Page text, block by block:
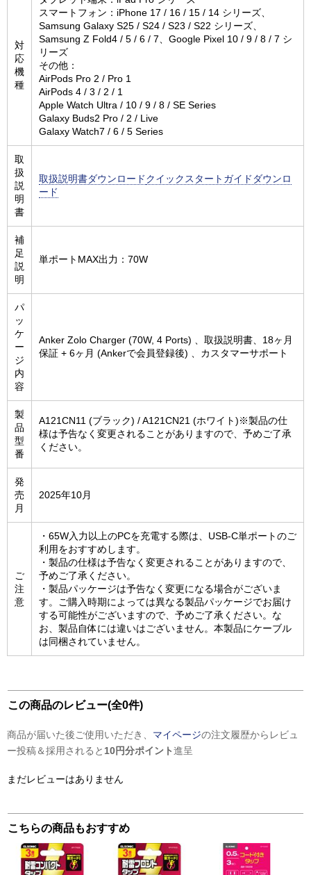
対
応
機
種
スマートフォン：iPhone 17 / 16 / 15 / 14 シリーズ、
Samsung Galaxy S25 / S24 / S23 / S22 シリーズ、
Samsung Z Fold4 / 5 / 6 / 7、Google Pixel 10 / 9 / 8 / 7 シ
リーズ
その他：
AirPods Pro 2 / Pro 1
AirPods 4 / 3 / 2 / 1
Apple Watch Ultra / 10 / 9 / 8 / SE Series
Galaxy Buds2 Pro / 2 / Live
Galaxy Watch7 / 6 / 5 Series
取
扱
説
明
書
取扱説明書ダウンロードクイックスタートガイドダウンロ
ード
補
足
説
明
単ポートMAX出力：70W
パ
ッ
ケ
ー
ジ
内
容
Anker Zolo Charger (70W, 4 Ports) 、取扱説明書、18ヶ月
保証 + 6ヶ月 (Ankerで会員登録後) 、カスタマーサポート
製
品
型
番
A121CN11 (ブラック) / A121CN21 (ホワイト)※製品の仕
様は予告なく変更されることがありますので、予めご了承
ください。
発
売
月
2025年10月
ご
注
意
・65W入力以上のPCを充電する際は、USB-C単ポートのご
利用をおすすめします。
・製品の仕様は予告なく変更されることがありますので、
予めご了承ください。
・製品パッケージは予告なく変更になる場合がございま
す。ご購入時期によっては異なる製品パッケージでお届け
する可能性がございますので、予めご了承ください。な
お、製品自体には違いはございません。本製品にケーブル
は同梱されていません。
この商品のレビュー(全0件)
商品が届いた後ご使用いただき、 マイページの注文履歴からレビュ
ー投稿＆採用されると 10円分ポイント進呈
まだレビューはありません
こちらの商品もおすすめ